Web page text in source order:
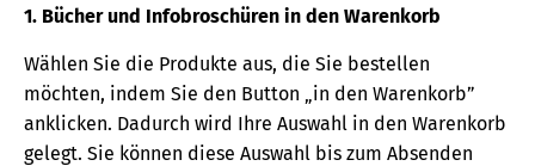
1. Bücher und Infobroschüren in den Warenkorb
Wählen Sie die Produkte aus, die Sie bestellen
möchten, indem Sie den Button „in den Warenkorb”
anklicken. Dadurch wird Ihre Auswahl in den Warenkorb
gelegt. Sie können diese Auswahl bis zum Absenden